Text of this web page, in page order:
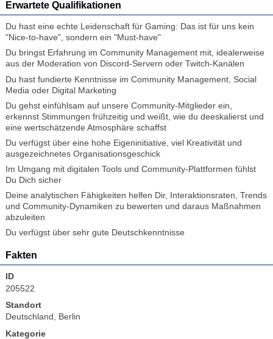
Erwartete Qualifikationen
Du hast eine echte Leidenschaft für Gaming: Das ist für uns kein
"Nice-to-have", sondern ein "Must-have"
Du bringst Erfahrung im Community Management mit, idealerweise
aus der Moderation von Discord-Servern oder Twitch-Kanälen
Du hast fundierte Kenntnisse im Community Management, Social
Media oder Digital Marketing
Du gehst einfühlsam auf unsere Community-Mitglieder ein,
erkennst Stimmungen frühzeitig und weißt, wie du deeskalierst und
eine wertschätzende Atmosphäre schaffst
Du verfügst über eine hohe Eigeninitiative, viel Kreativität und
ausgezeichnetes Organisationsgeschick
Im Umgang mit digitalen Tools und Community-Plattformen fühlst
Du Dich sicher
Deine analytischen Fähigkeiten helfen Dir, Interaktionsraten, Trends
und Community-Dynamiken zu bewerten und daraus Maßnahmen
abzuleiten
Du verfügst über sehr gute Deutschkenntnisse
Fakten
ID
205522
Standort
Deutschland, Berlin
Kategorie